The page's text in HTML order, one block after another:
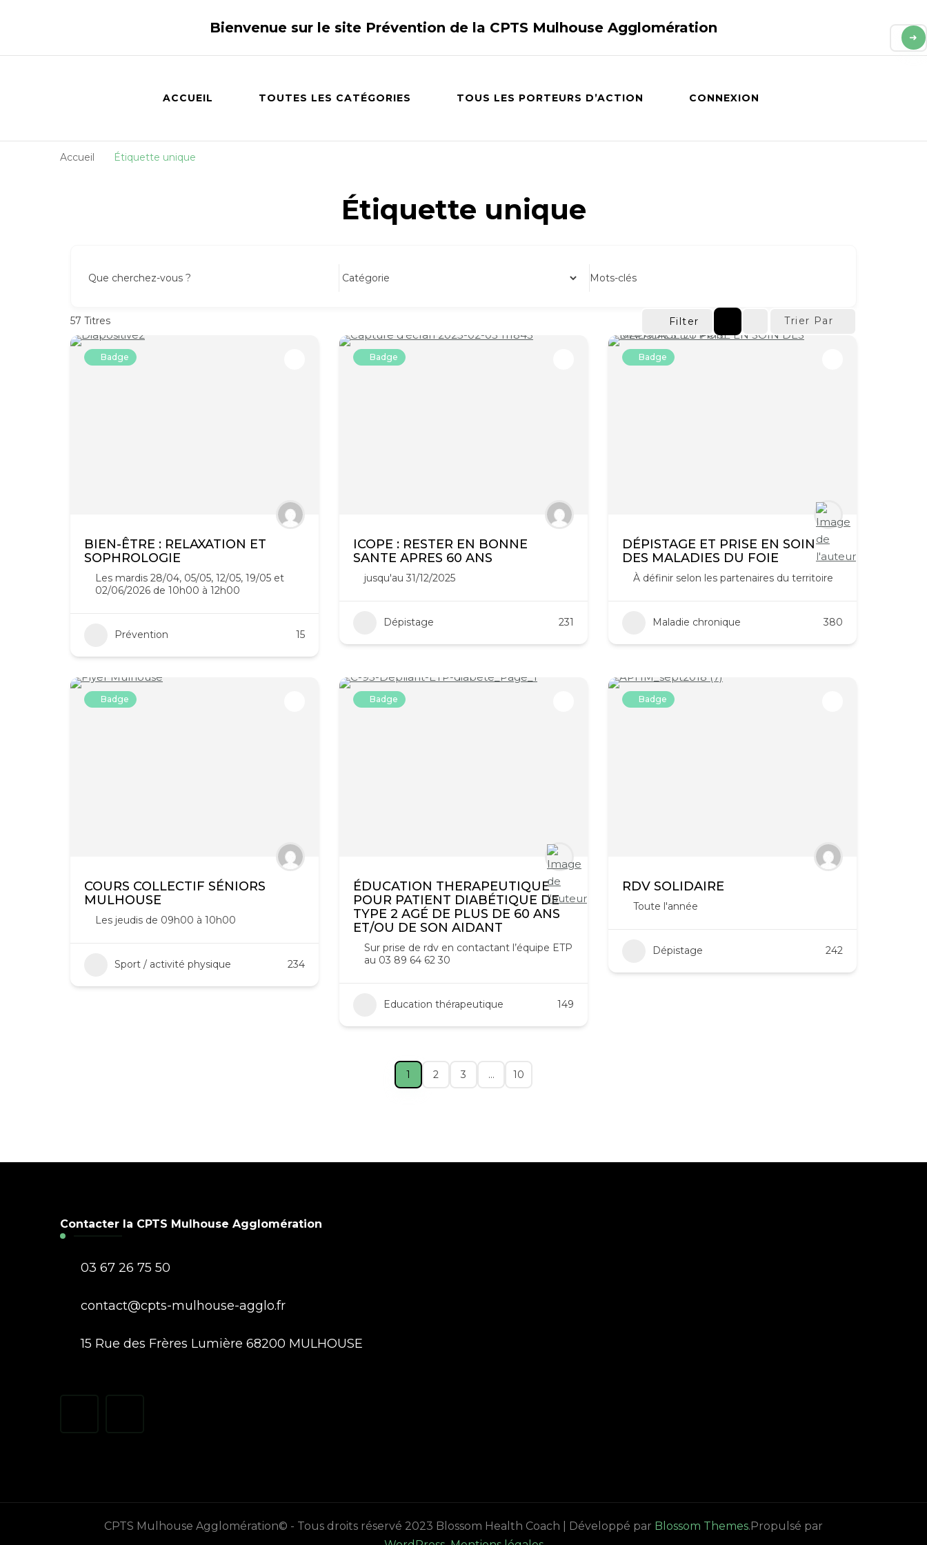
Bienvenue sur le site Prévention de la CPTS Mulhouse Agglomération
ACCUEIL TOUTES LES CATÉGORIES TOUS LES PORTEURS D’ACTION CONNEXION
Accueil Étiquette unique
Étiquette unique
Que cherchez-vous ? Mots-clés
57 Titres Filter Trier Par
Badge
BIEN-ÊTRE : RELAXATION ET
SOPHROLOGIE
Les mardis 28/04, 05/05, 12/05, 19/05 et
02/06/2026 de 10h00 à 12h00
Prévention 15
Badge
ICOPE : RESTER EN BONNE
SANTE APRES 60 ANS
jusqu'au 31/12/2025
Dépistage 231
Badge
DÉPISTAGE ET PRISE EN SOIN
DES MALADIES DU FOIE
À définir selon les partenaires du territoire
Maladie chronique 380
Badge
COURS COLLECTIF SÉNIORS
MULHOUSE
Les jeudis de 09h00 à 10h00
Sport / activité physique 234
Badge
ÉDUCATION THERAPEUTIQUE
POUR PATIENT DIABÉTIQUE DE
TYPE 2 AGÉ DE PLUS DE 60 ANS
ET/OU DE SON AIDANT
Sur prise de rdv en contactant l’équipe ETP
au 03 89 64 62 30
Education thérapeutique 149
Badge
RDV SOLIDAIRE
Toute l'année
Dépistage 242
1 2 3 … 10
Contacter la CPTS Mulhouse Agglomération
03 67 26 75 50
contact@cpts-mulhouse-agglo.fr
15 Rue des Frères Lumière 68200 MULHOUSE
CPTS Mulhouse Agglomération© - Tous droits réservé 2023 Blossom Health Coach | Développé par Blossom Themes.Propulsé par